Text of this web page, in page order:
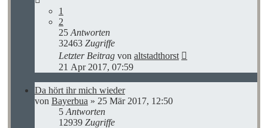
1
2
25 Antworten
32463 Zugriffe
Letzter Beitrag von altstadthorst
21 Apr 2017, 07:59
Da hört ihr mich wieder
von Bayerbua » 25 Mär 2017, 12:50
5 Antworten
12939 Zugriffe